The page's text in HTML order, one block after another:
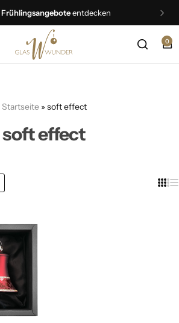
Frühlingsangeboteentdecken
0
Startseite» soft effect
soft effect